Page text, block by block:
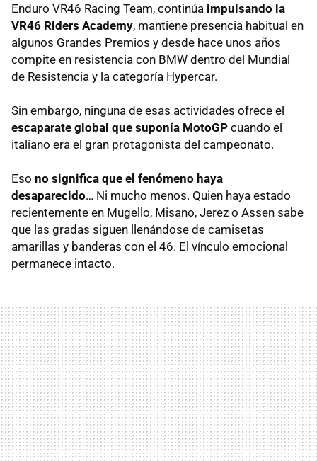
Enduro VR46 Racing Team, continúa impulsando la
VR46 Riders Academy, mantiene presencia habitual en
algunos Grandes Premios y desde hace unos años
compite en resistencia con BMW dentro del Mundial
de Resistencia y la categoría Hypercar.
Sin embargo, ninguna de esas actividades ofrece el
escaparate global que suponía MotoGP cuando el
italiano era el gran protagonista del campeonato.
Eso no significa que el fenómeno haya
desaparecido… Ni mucho menos. Quien haya estado
recientemente en Mugello, Misano, Jerez o Assen sabe
que las gradas siguen llenándose de camisetas
amarillas y banderas con el 46. El vínculo emocional
permanece intacto.